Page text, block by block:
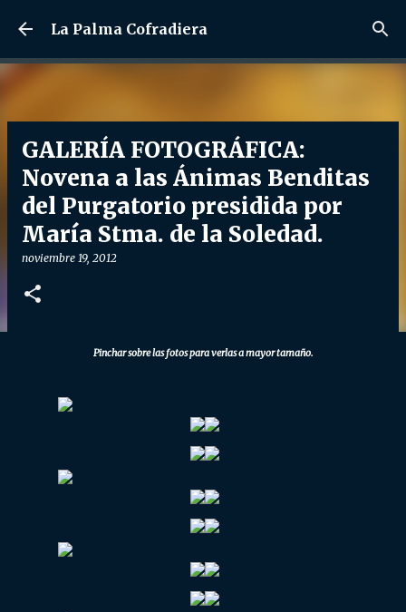
Ir al contenido principal
La Palma Cofradiera
GALERÍA FOTOGRÁFICA:
Novena a las Ánimas Benditas
del Purgatorio presidida por
María Stma. de la Soledad.
noviembre 19, 2012
Pinchar sobre las fotos para verlas a mayor tamaño.